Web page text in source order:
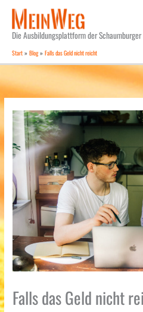
Inhalt
springen
Die Ausbildungsplattform der
Start Blog Falls das Geld nicht reicht
Falls das Geld nicht